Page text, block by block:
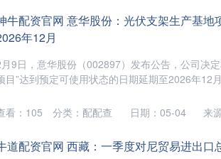
牛配资官网 意华股份：光伏支架生产基地
年12月
9日，意华股份（002897）发布公告，公司决
目”达到预定可使用状态的日期延期至2026年12
日期：05-04 来
看： 105 分类： 配配查
道配资官网 西藏：一季度对尼贸易进出口